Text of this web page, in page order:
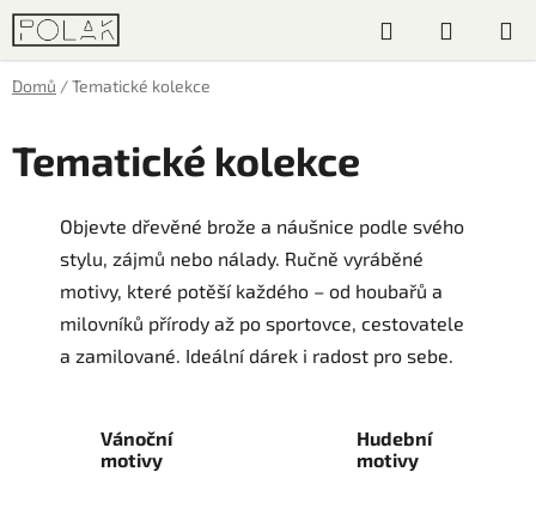
Přejít
obsah
Hledat
KOŠÍK
Domů /Tematické kolekce
Tematické kolekce
Objevte dřevěné brože a náušnice podle svého
stylu, zájmů nebo nálady. Ručně vyráběné
motivy, které potěší každého – od houbařů a
milovníků přírody až po sportovce, cestovatele
a zamilované. Ideální dárek i radost pro sebe.
Vánoční
motivy
Hudební
motivy